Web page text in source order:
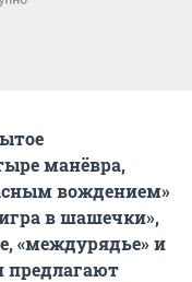
манёвра,
вождением»
в шашечки»,
«междурядье» и
предлагают